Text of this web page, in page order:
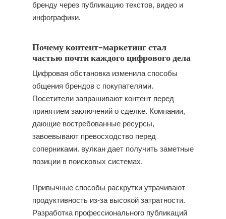
бренду через публикацию текстов, видео и
инфографики.
Почему контент-маркетинг стал
частью почти каждого цифрового дела
Цифровая обстановка изменила способы
общения брендов с покупателями.
Посетители запрашивают контент перед
принятием заключений о сделке. Компании,
дающие востребованные ресурсы,
завоевывают превосходство перед
соперниками. вулкан дает получить заметные
позиции в поисковых системах.
Привычные способы раскрутки утрачивают
продуктивность из-за высокой затратности.
Разработка профессионального публикаций